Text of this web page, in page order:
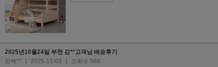
2025년10월24일 부천 김**고객님 배송후기
편백**
2025-11-03
조회수 568